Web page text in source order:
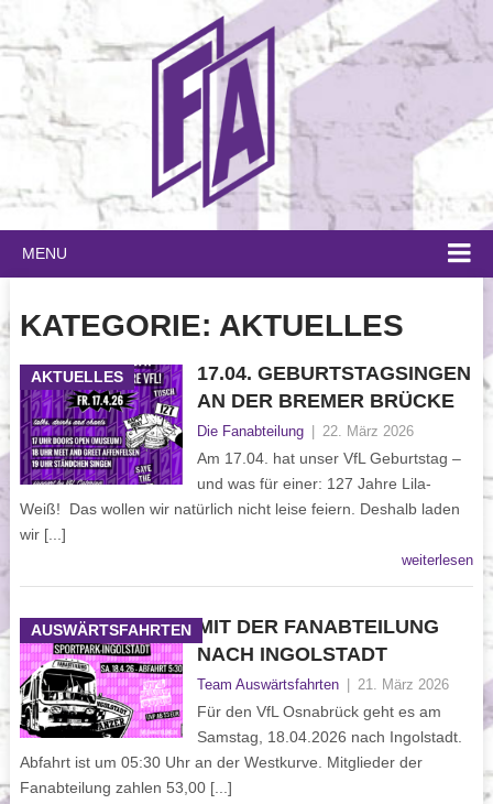
MENU
KATEGORIE: AKTUELLES
AKTUELLES
17.04. GEBURTSTAGSINGEN
AN DER BREMER BRÜCKE
Die Fanabteilung 22. März 2026
Am 17.04. hat unser VfL Geburtstag –
und was für einer: 127 Jahre Lila-
Weiß! Das wollen wir natürlich nicht leise feiern. Deshalb laden
wir [...]
weiterlesen
AUSWÄRTSFAHRTEN
MIT DER FANABTEILUNG
NACH INGOLSTADT
Team Auswärtsfahrten 21. März 2026
Für den VfL Osnabrück geht es am
Samstag, 18.04.2026 nach Ingolstadt.
Abfahrt ist um 05:30 Uhr an der Westkurve. Mitglieder der
Fanabteilung zahlen 53,00 [...]